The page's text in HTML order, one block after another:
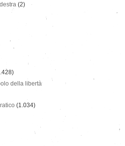
(2)
della libertà
(1.034)